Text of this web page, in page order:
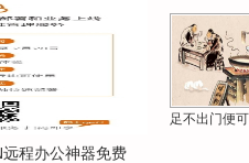
程办公神器免费
足不出门便